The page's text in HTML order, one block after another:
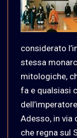
considerato
stessa
mitologiche,
fa e qualsiasi
Adesso, in via
che regna sul